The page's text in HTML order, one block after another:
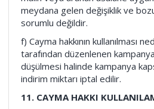
meydana gelen değişiklik ve
sorumlu değildir.
f) Cayma hakkının kullanılması
tarafından düzenlenen
düşülmesi halinde kampanya
indirim miktarı iptal edilir.
11. CAYMA HAKKI